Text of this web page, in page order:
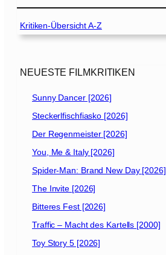
Kritiken-Übersicht A-Z
NEUESTE FILMKRITIKEN
Sunny Dancer [2026]
Steckerlfischfiasko [2026]
Der Regenmeister [2026]
You, Me & Italy [2026]
Spider-Man: Brand New Day [2026]
The Invite [2026]
Bitteres Fest [2026]
Traffic – Macht des Kartells [2000]
Toy Story 5 [2026]